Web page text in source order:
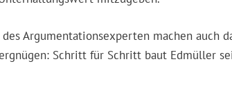
Argumentationsexperten machen auch
Schritt für Schritt baut Edmüller